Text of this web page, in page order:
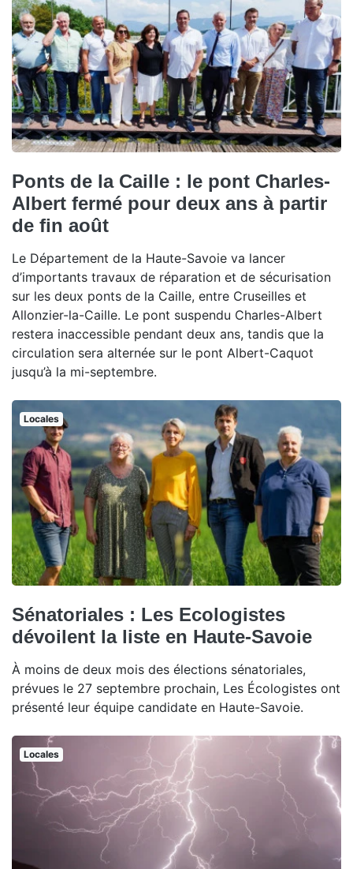
Ponts de la Caille : le pont Charles-
Albert fermé pour deux ans à partir
de fin août
Le Département de la Haute-Savoie va lancer
d’importants travaux de réparation et de sécurisation
sur les deux ponts de la Caille, entre Cruseilles et
Allonzier-la-Caille. Le pont suspendu Charles-Albert
restera inaccessible pendant deux ans, tandis que la
circulation sera alternée sur le pont Albert-Caquot
jusqu’à la mi-septembre.
Locales
Sénatoriales : Les Ecologistes
dévoilent la liste en Haute-Savoie
À moins de deux mois des élections sénatoriales,
prévues le 27 septembre prochain, Les Écologistes ont
présenté leur équipe candidate en Haute-Savoie.
Locales